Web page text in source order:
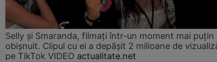
Selly și Smaranda, filmați într-un moment mai puțin
obișnuit. Clipul cu ei a depășit 2 milioane de
pe TikTok VIDEO actualitate.net